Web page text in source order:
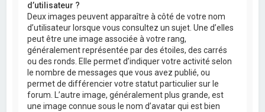
d’utilisateur ?
Deux images peuvent apparaître à côté de votre nom
d’utilisateur lorsque vous consultez un sujet. Une d’elles
peut être une image associée à votre rang,
généralement représentée par des étoiles, des carrés
ou des ronds. Elle permet d’indiquer votre activité selon
le nombre de messages que vous avez publié, ou
permet de différencier votre statut particulier sur le
forum. L’autre image, généralement plus grande, est
une image connue sous le nom d’avatar qui est bien